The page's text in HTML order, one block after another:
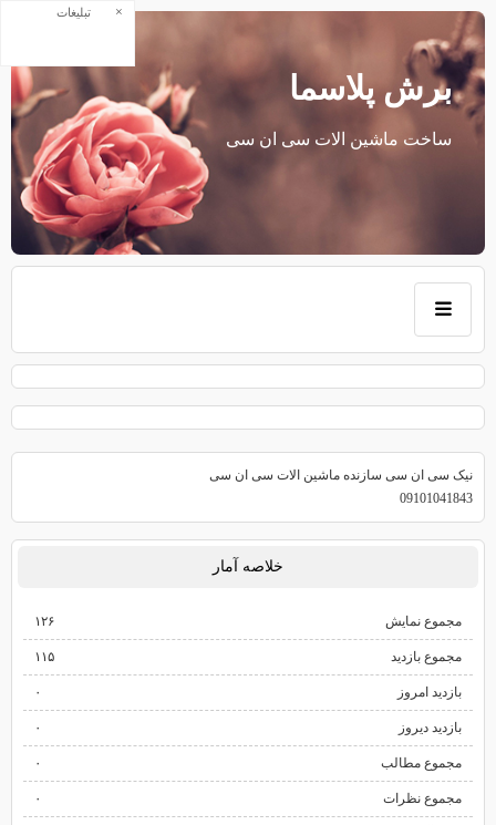
برش پلاسما
ساخت ماشین الات سی ان سی
نیک سی ان سی سازنده ماشین الات سی ان سی
09101041843
خلاصه آمار
مجموع نمایش‌ ۱۲۶
مجموع بازدید ۱۱۵
بازدید امروز ۰
بازدید دیروز ۰
مجموع مطالب ۰
مجموع نظرات ۰
تبلیغات ×